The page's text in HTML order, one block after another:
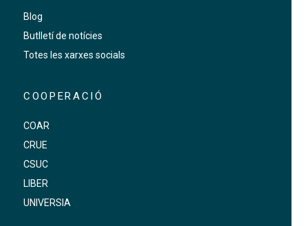
Blog
Butlletí de notícies
Totes les xarxes socials
COOPERACIÓ
COAR
CRUE
CSUC
LIBER
UNIVERSIA